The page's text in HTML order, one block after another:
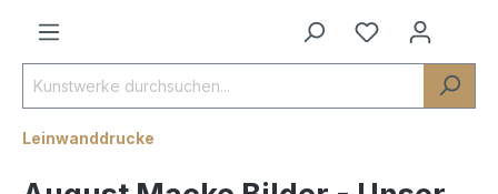
Leinwanddrucke